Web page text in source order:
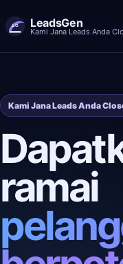
LeadsGen
Kami Jana Leads Anda
Kami Jana Leads Anda
ramai